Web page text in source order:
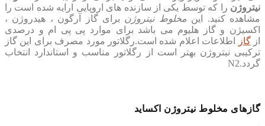
نیتروژن را که توسط یکی از سازنده های اروپایی ارایه شده است را
مشاهده کنید. این مخلوط نیتروژن برای گاز آرگون ، هیدروژن ،
اکسیژن و گاز هلیوم می باشد برای موارد پی پی ام و درصدی
ازگاز
اطلاعات اعلام شده است.رگلاتور مورد مصرف برای این گاز
ترکیبی نیتروژن بهتر است از رگلاتور مناسب و استاندارد انتخاب
گردد.N2
گازهای مخلوط نیتروژن اکساید